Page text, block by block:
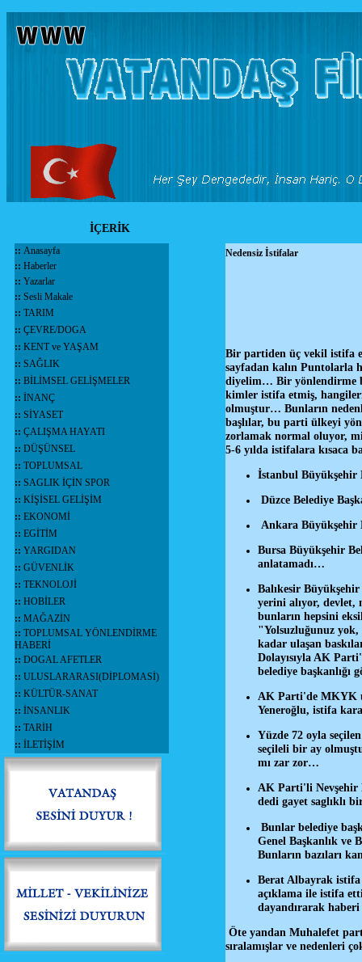
İÇERİK
:: Anasayfa
:: Haberler
:: Yazarlar
:: Sesli Makale
:: TARIM
:: ÇEVRE/DOGA
:: KENT ve YAŞAM
:: SAĞLIK
:: BİLİMSEL GELİŞMELER
:: İNANÇ
:: SİYASET
:: ÇALIŞMA HAYATI
:: DÜŞÜNSEL
:: TOPLUMSAL
:: SAGLIK İÇİN SPOR
:: KİŞİSEL GELİŞİM
:: EKONOMİ
:: EGİTİM
:: YARGIDAN
:: GÜVENLİK
:: TEKNOLOJİ
:: HOBİLER
:: MAĞAZİN
:: TOPLUMSAL YÖNLENDİRME
HABERİ
:: DOGAL AFETLER
:: ULUSLARARASI(DİPLOMASİ)
:: KÜLTÜR-SANAT
:: İNSANLIK
:: TARİH
:: İLETİŞİM
Nedensiz İstifalar
Bir partiden üç vekil istifa
sayfadan kalın Puntolarla
diyelim… Bir yönlendirme
kimler istifa etmiş,
olmuştur… Bunların
başlılar, bu parti ülkeyi
zorlamak normal oluyor,
5-6 yılda istifalara kısaca
İstanbul Büyükşehir
Düzce Belediye
Ankara Büyükşehir
Bursa Büyükşehir
anlatamadı…
Balıkesir
yerini alıyor, devlet,
bunların hepsini
"Yolsuzluğunuz yok,
kadar ulaşan
Dolayısıyla AK
belediye başkanlığı
AK Parti'de MKYK
Yeneroğlu, istifa
Yüzde 72 oyla
seçileli bir ay
mı zar zor…
AK Parti'li Nevşehir
dedi gayet saglıklı
Bunlar belediye
Genel Başkanlık ve
Bunların bazıları
Berat Albayrak istifa
açıklama ile istifa
dayandırarak
Öte yandan Muhalefet
sıralamışlar ve nedenleri